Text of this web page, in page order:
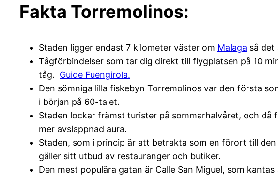
Fakta Torremolinos:
Staden ligger endast 7 kilometer väster om Malaga så det
Tågförbindelser som tar dig direkt till flygplatsen på 10
tåg. Guide Fuengirola.
Den sömniga lilla fiskebyn Torremolinos var den första
i början på 60-talet.
Staden lockar främst turister på sommarhalvåret, och
mer avslappnad aura.
Staden, som i princip är att betrakta som en förort till
gäller sitt utbud av restauranger och butiker.
Den mest populära gatan är Calle San Miguel, som